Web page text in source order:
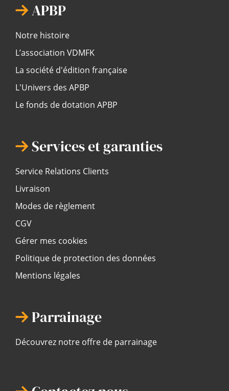
APBP
Notre histoire
L’association VDMFK
La société d'édition française
L'Univers des APBP
Le fonds de dotation APBP
Services et garanties
Service Relations Clients
Livraison
Modes de règlement
CGV
Gérer mes cookies
Politique de protection des données
Mentions légales
Parrainage
Découvrez notre offre de parrainage